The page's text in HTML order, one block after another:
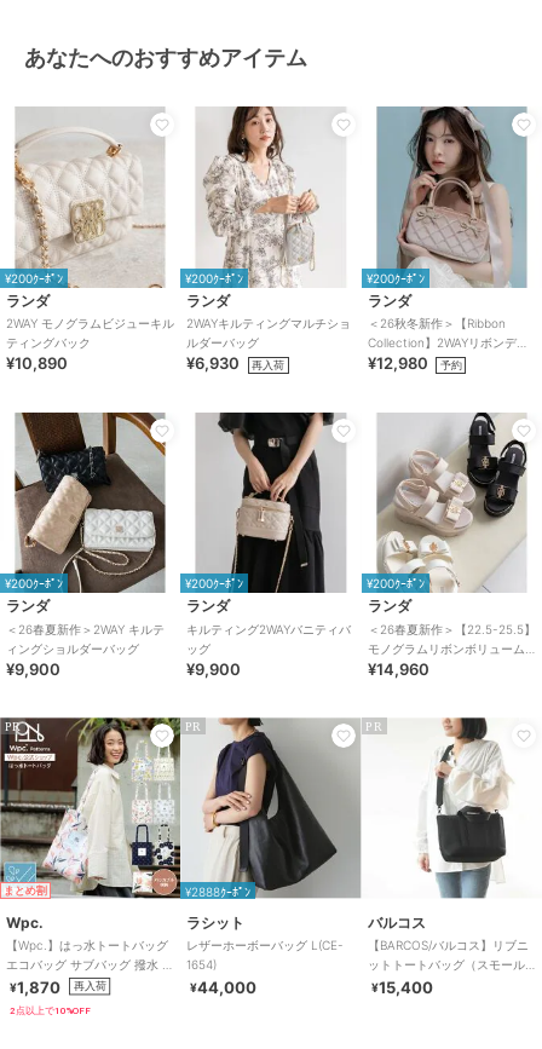
あなたへのおすすめアイテム
¥200ｸｰﾎﾟﾝ
ランダ
2WAY モノグラムビジューキル
ティングバック
¥10,890
¥200ｸｰﾎﾟﾝ
ランダ
2WAYキルティングマルチショ
ルダーバッグ
¥6,930 再入荷
¥200ｸｰﾎﾟﾝ
ランダ
＜26秋冬新作＞【Ribbon
Collection】2WAYリボンディ
テールハンドバッグ
¥12,980 予約
¥200ｸｰﾎﾟﾝ
ランダ
＜26春夏新作＞2WAY キルテ
ィングショルダーバッグ
¥9,900
¥200ｸｰﾎﾟﾝ
ランダ
キルティング2WAYバニティバ
ッグ
¥9,900
¥200ｸｰﾎﾟﾝ
ランダ
＜26春夏新作＞【22.5-25.5】
モノグラムリボンボリューム
スポーツサンダル
¥14,960
PR
まとめ割
Wpc.
【Wpc.】はっ水トートバッグ
エコバッグ サブバッグ 撥水 コ
ンパクト かわいい レディース
¥1,870 再入荷
2点以上で10%OFF
PR
¥2888ｸｰﾎﾟﾝ
ラシット
レザーホーボーバッグ L(CE-
1654)
¥44,000
PR
バルコス
【BARCOS/バルコス】リブニ
ットトートバッグ（スモール
サイズ）
¥15,400